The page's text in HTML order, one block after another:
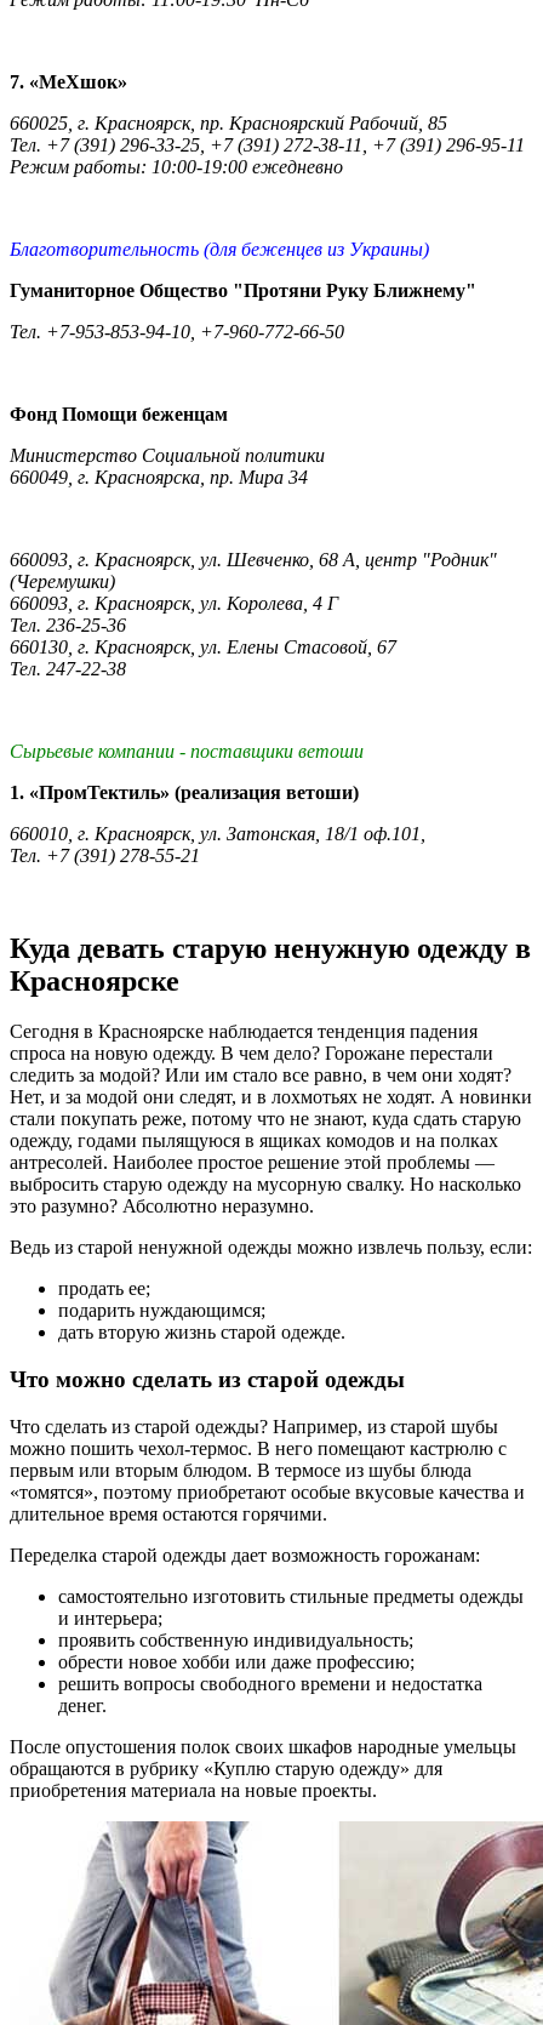
7. «МеХшок»
660025, г. Красноярск, пр. Красноярский Рабочий, 85
Тел. +7 (391) 296-33-25, +7 (391) 272-38-11, +7 (391) 296-95-11
Режим работы: 10:00-19:00 ежедневно
Благотворительность (для беженцев из Украины)
Гуманиторное Общество "Протяни Руку Ближнему"
Тел. +7-953-853-94-10, +7-960-772-66-50
Фонд Помощи беженцам
Министерство Социальной политики
660049, г. Красноярска, пр. Мира 34
660093, г. Красноярск, ул. Шевченко, 68 А, центр "Родник"
(Черемушки)
660093, г. Красноярск, ул. Королева, 4 Г
Тел. 236-25-36
660130, г. Красноярск, ул. Елены Стасовой, 67
Тел. 247-22-38
Сырьевые компании - поставщики ветоши
1. «ПромТектиль» (реализация ветоши)
660010, г. Красноярск, ул. Затонская, 18/1 оф.101,
Тел. +7 (391) 278-55-21
Куда девать старую ненужную одежду в
Красноярске
Сегодня в Красноярске наблюдается тенденция падения
спроса на новую одежду. В чем дело? Горожане перестали
следить за модой? Или им стало все равно, в чем они ходят?
Нет, и за модой они следят, и в лохмотьях не ходят. А новинки
стали покупать реже, потому что не знают, куда сдать старую
одежду, годами пылящуюся в ящиках комодов и на полках
антресолей. Наиболее простое решение этой проблемы —
выбросить старую одежду на мусорную свалку. Но насколько
это разумно? Абсолютно неразумно.
Ведь из старой ненужной одежды можно извлечь пользу, если:
продать ее;
подарить нуждающимся;
дать вторую жизнь старой одежде.
Что можно сделать из старой одежды
Что сделать из старой одежды? Например, из старой шубы
можно пошить чехол-термос. В него помещают кастрюлю с
первым или вторым блюдом. В термосе из шубы блюда
«томятся», поэтому приобретают особые вкусовые качества и
длительное время остаются горячими.
Переделка старой одежды дает возможность горожанам:
самостоятельно изготовить стильные предметы одежды
и интерьера;
проявить собственную индивидуальность;
обрести новое хобби или даже профессию;
решить вопросы свободного времени и недостатка
денег.
После опустошения полок своих шкафов народные умельцы
обращаются в рубрику «Куплю старую одежду» для
приобретения материала на новые проекты.